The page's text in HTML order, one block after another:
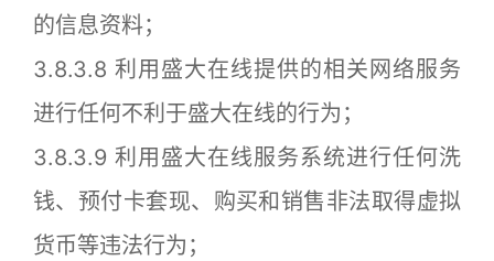
的信息资料；
3.8.3.8 利用盛大在线提供的相关网络服务
进行任何不利于盛大在线的行为；
3.8.3.9 利用盛大在线服务系统进行任何洗
钱、预付卡套现、购买和销售非法取得虚拟
货币等违法行为；